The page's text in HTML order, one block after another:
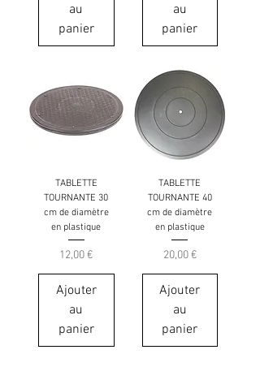
au
panier
au
panier
TABLETTE
TOURNANTE 30
cm de diamètre
en plastique
Prix
12,00 €
Ajouter
au
panier
TABLETTE
TOURNANTE 40
cm de diamètre
en plastique
Prix
20,00 €
Ajouter
au
panier